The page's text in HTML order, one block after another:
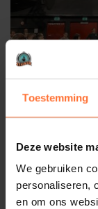
Toestemming
Deze website
We gebruiken
personaliseren,
en om ons